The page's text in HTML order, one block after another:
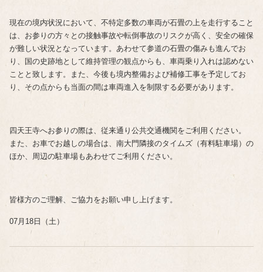
現在の境内状況において、不特定多数の車両が石畳の上を走行すること
は、お参りの方々との接触事故や転倒事故のリスクが高く、安全の確保
が難しい状況となっています。あわせて参道の石畳の傷みも進んでお
り、国の史跡地として維持管理の観点からも、車両乗り入れは認めない
ことと致します。また、今後も境内整備および補修工事を予定してお
り、その点からも当面の間は車両進入を制限する必要があります。
四天王寺へお参りの際は、従来通り公共交通機関をご利用ください。
また、お車でお越しの場合は、南大門隣接のタイムズ（有料駐車場）の
ほか、周辺の駐車場もあわせてご利用ください。
皆様方のご理解、ご協力をお願い申し上げます。
07月18日（土）